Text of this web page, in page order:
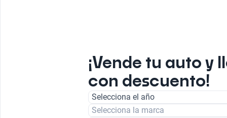
¡Vende tu auto y
con descuento!
Selecciona el año
Selecciona la marca